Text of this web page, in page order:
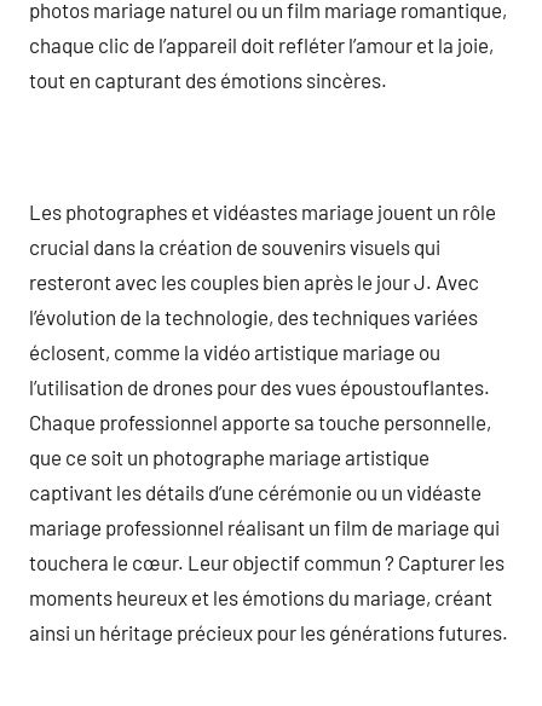
photos mariage naturel ou un film mariage romantique,
chaque clic de l’appareil doit refléter l’amour et la joie,
tout en capturant des émotions sincères.
Les photographes et vidéastes mariage jouent un rôle
crucial dans la création de souvenirs visuels qui
resteront avec les couples bien après le jour J. Avec
l’évolution de la technologie, des techniques variées
éclosent, comme la vidéo artistique mariage ou
l’utilisation de drones pour des vues époustouflantes.
Chaque professionnel apporte sa touche personnelle,
que ce soit un photographe mariage artistique
captivant les détails d’une cérémonie ou un vidéaste
mariage professionnel réalisant un film de mariage qui
touchera le cœur. Leur objectif commun ? Capturer les
moments heureux et les émotions du mariage, créant
ainsi un héritage précieux pour les générations futures.